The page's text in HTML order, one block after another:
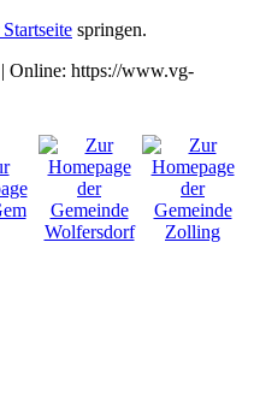
springen.
| Online: https://www.vg-